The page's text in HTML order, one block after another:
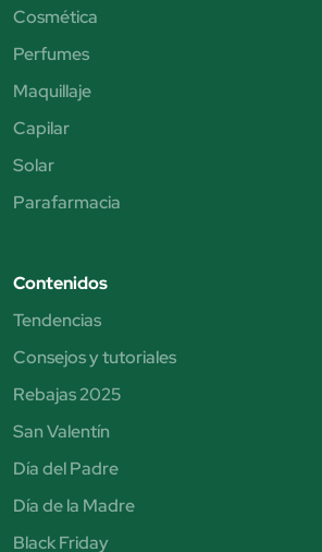
Cosmética
Perfumes
Maquillaje
Capilar
Solar
Parafarmacia
Contenidos
Tendencias
Consejos y tutoriales
Rebajas 2025
San Valentín
Día del Padre
Día de la Madre
Black Friday